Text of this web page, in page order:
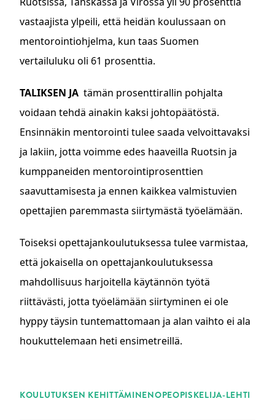
vastaajista ylpeili, että heidän koulussaan on
mentorointiohjelma, kun taas Suomen
vertailuluku oli 61 prosenttia.
TALIKSEN JA tämän prosenttirallin pohjalta
voidaan tehdä ainakin kaksi johtopäätöstä.
Ensinnäkin mentorointi tulee saada velvoittavaksi
ja lakiin, jotta voimme edes haaveilla Ruotsin ja
kumppaneiden mentorointiprosenttien
saavuttamisesta ja ennen kaikkea valmistuvien
opettajien paremmasta siirtymästä työelämään.
Toiseksi opettajankoulutuksessa tulee varmistaa,
että jokaisella on opettajankoulutuksessa
mahdollisuus harjoitella käytännön työtä
riittävästi, jotta työelämään siirtyminen ei ole
hyppy täysin tuntemattomaan ja alan vaihto ei ala
houkuttelemaan heti ensimetreillä.
KOULUTUKSEN KEHITTÄMINENOPEOPISKELIJA-LEHTI